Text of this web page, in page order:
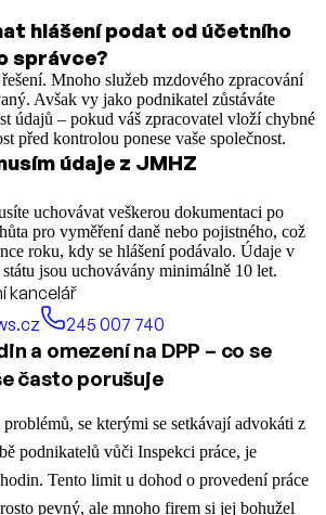
hlášení podat od účetního
správce?
Mnoho služeb mzdového zpracování
Avšak vy jako podnikatel zůstáváte
údajů – pokud váš zpracovatel vloží chybné
před kontrolou ponese vaše společnost.
údaje z JMHZ
uchovávat veškerou dokumentaci po
pro vyměření daně nebo pojistného, což
roku, kdy se hlášení podávalo. Údaje v
jsou uchovávány minimálně 10 let.
kancelář
245 007 740
a omezení na DPP – co se
často porušuje
problémů, se kterými se setkávají advokáti z
podnikatelů vůči Inspekci práce, je
Tento limit u dohod o provedení práce
pevný, ale mnoho firem si jej bohužel